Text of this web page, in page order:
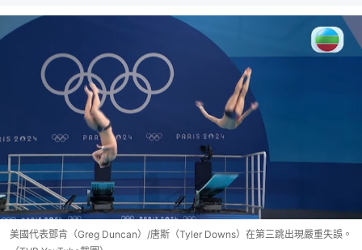
美國代表鄧肯（Greg Duncan）/唐斯（Tyler Downs）在第三跳出現嚴重失誤。